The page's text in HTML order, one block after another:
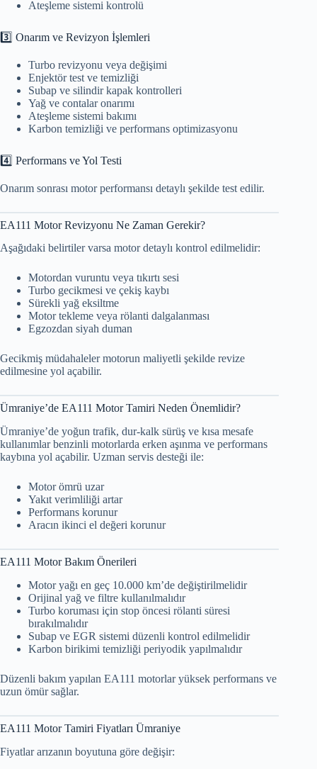
Ateşleme sistemi kontrolü
3️⃣ Onarım ve Revizyon İşlemleri
Turbo revizyonu veya değişimi
Enjektör test ve temizliği
Subap ve silindir kapak kontrolleri
Yağ ve contalar onarımı
Ateşleme sistemi bakımı
Karbon temizliği ve performans optimizasyonu
4️⃣ Performans ve Yol Testi
Onarım sonrası motor performansı detaylı şekilde test edilir.
EA111 Motor Revizyonu Ne Zaman Gerekir?
Aşağıdaki belirtiler varsa motor detaylı kontrol edilmelidir:
Motordan vuruntu veya tıkırtı sesi
Turbo gecikmesi ve çekiş kaybı
Sürekli yağ eksiltme
Motor tekleme veya rölanti dalgalanması
Egzozdan siyah duman
Gecikmiş müdahaleler motorun maliyetli şekilde revize
edilmesine yol açabilir.
Ümraniye’de EA111 Motor Tamiri Neden Önemlidir?
Ümraniye’de yoğun trafik, dur-kalk sürüş ve kısa mesafe
kullanımlar benzinli motorlarda erken aşınma ve performans
kaybına yol açabilir. Uzman servis desteği ile:
Motor ömrü uzar
Yakıt verimliliği artar
Performans korunur
Aracın ikinci el değeri korunur
EA111 Motor Bakım Önerileri
Motor yağı en geç 10.000 km’de değiştirilmelidir
Orijinal yağ ve filtre kullanılmalıdır
Turbo koruması için stop öncesi rölanti süresi
bırakılmalıdır
Subap ve EGR sistemi düzenli kontrol edilmelidir
Karbon birikimi temizliği periyodik yapılmalıdır
Düzenli bakım yapılan EA111 motorlar yüksek performans ve
uzun ömür sağlar.
EA111 Motor Tamiri Fiyatları Ümraniye
Fiyatlar arızanın boyutuna göre değişir: